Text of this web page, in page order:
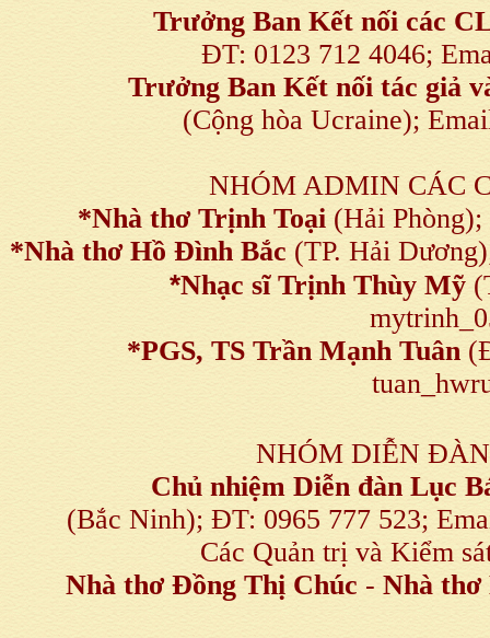
Trưởng Ban Kết nối các
ĐT: 0123 712 4046;
Trưởng Ban Kết nối tác giả
(Cộng hòa Ucraine);
NHÓM ADMIN CÁC
*Nhà thơ Trịnh Toại (Hải
*Nhà thơ Hồ Đình Bắc (TP. Hải
*Nhạc sĩ Trịnh Thùy Mỹ
*PGS, TS Trần Mạnh Tuân
NHÓM DIỄN
Chủ nhiệm Diễn đàn Lục
(Bắc Ninh); ĐT: 0965 777 523;
Các Quản trị và Kiểm
Nhà thơ Đồng Thị Chúc - Nhà thơ